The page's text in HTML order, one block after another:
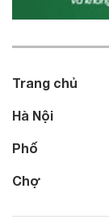
Trang chủ
Hà Nội
Phố
Chợ